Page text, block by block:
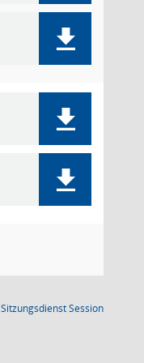
SitzungsdienstSession(Wird in